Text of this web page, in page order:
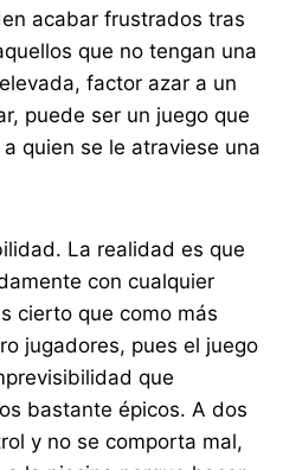
acabar frustrados tras
que no tengan una
factor azar a un
puede ser un juego que
quien se le atraviese una
La realidad es que
con cualquier
cierto que como más
jugadores, pues el juego
que
bastante épicos. A dos
y no se comporta mal,